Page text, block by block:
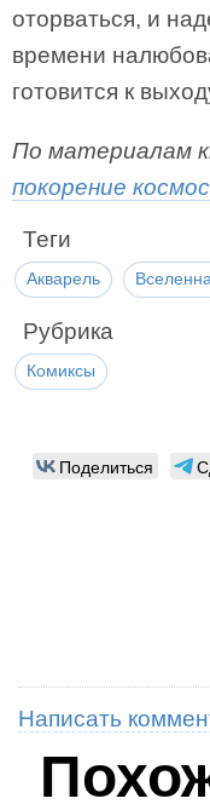
оторваться, и
времени
готовится к
По материалам
покорение
Теги
Акварель
Рубрика
Комиксы
Поделиться
Написать